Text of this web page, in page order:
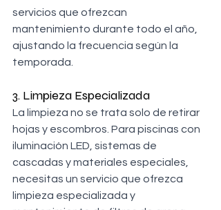
servicios que ofrezcan
mantenimiento durante todo el año,
ajustando la frecuencia según la
temporada.
3. Limpieza Especializada
La limpieza no se trata solo de retirar
hojas y escombros. Para piscinas con
iluminación LED, sistemas de
cascadas y materiales especiales,
necesitas un servicio que ofrezca
limpieza especializada y